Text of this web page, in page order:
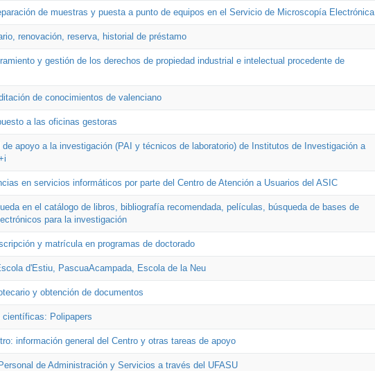
de muestras y puesta a punto de equipos en el Servicio de Microscopía Electrónica
renovación, reserva, historial de préstamo
y gestión de los derechos de propiedad industrial e intelectual procedente de
de conocimientos de valenciano
a las oficinas gestoras
de apoyo a la investigación (PAI y técnicos de laboratorio) de Institutos de Investigación a
en servicios informáticos por parte del Centro de Atención a Usuarios del ASIC
en el catálogo de libros, bibliografía recomendada, películas, búsqueda de bases de
para la investigación
y matrícula en programas de doctorado
d'Estiu, PascuaAcampada, Escola de la Neu
y obtención de documentos
científicas: Polipapers
información general del Centro y otras tareas de apoyo
de Administración y Servicios a través del UFASU